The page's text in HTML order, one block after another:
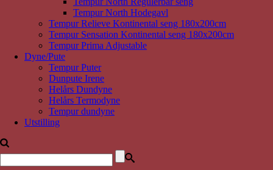
Tempur North Hodegavl
Tempur Relieve Kontinental seng 180x200cm
Tempur Sensation Kontinental seng 180x200cm
Tempur Prima Adjustable
Dyne/Pute
Tempur Puter
Dunpute Irene
Helårs Dundyne
Helårs Termodyne
Tempur dundyne
Utstilling